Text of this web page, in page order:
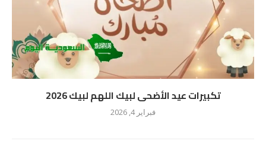
تكبيرات عيد الأضحى لبيك اللهم لبيك 2026
فبراير 4, 2026